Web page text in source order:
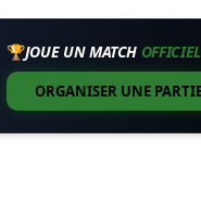
🏆JOUE UN MATCH OFFICIEL
ORGANISER UNE